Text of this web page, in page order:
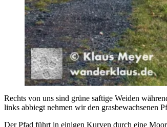
Rechts von uns sind grüne saftige Weiden
links abbiegt nehmen wir den grasbewachsenen
Der Pfad führt in einigen Kurven durch eine